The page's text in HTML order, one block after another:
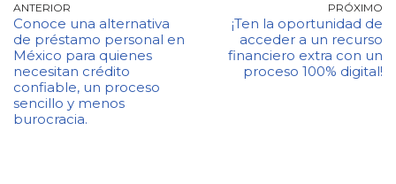
ANTERIOR
Conoce una alternativa
de préstamo personal en
México para quienes
necesitan crédito
confiable, un proceso
sencillo y menos
burocracia.
PRÓXIMO
¡Ten la oportunidad de
acceder a un recurso
financiero extra con un
proceso 100% digital!